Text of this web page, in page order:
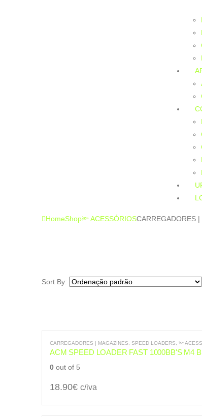
HomeShop🔦 ACESSÓRIOSCARREGADORES
Sort By:
CARREGADORES | MAGAZINES SPEED LOADERS 🔦
ACM SPEED LOADER FAST 1000BB'S M4
0 out of 5
18.90€ c/iva